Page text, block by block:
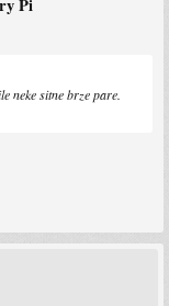
Pi
neke sitne brze pare.